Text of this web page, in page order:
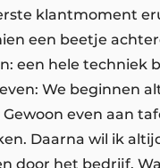
klantmoment
een beetje
een hele techniek
We beginnen
even aan
Daarna wil ik
door het bedrijf.